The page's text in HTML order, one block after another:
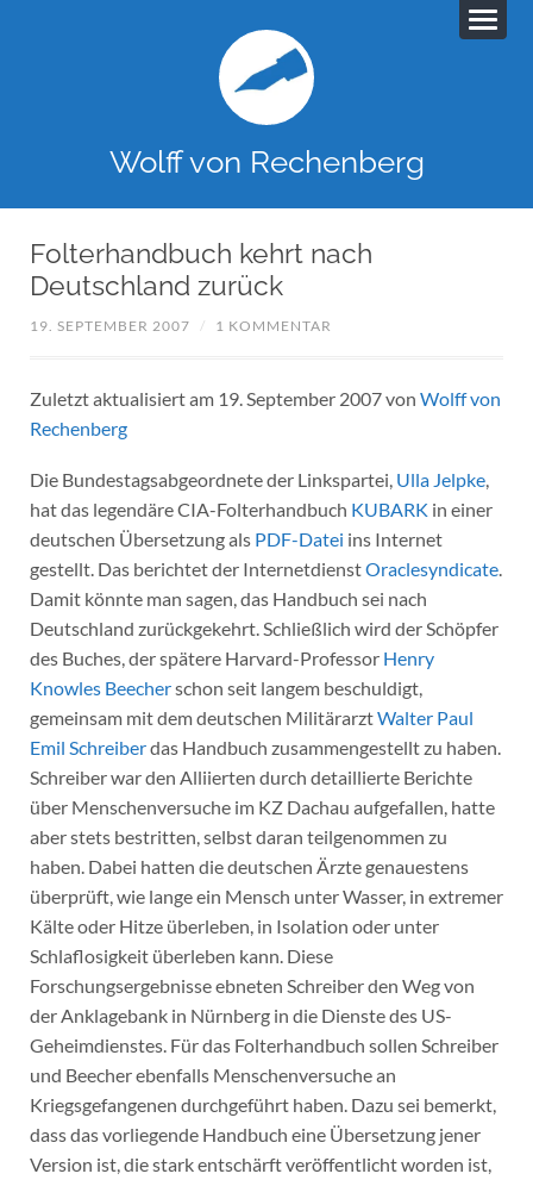
Wolff von Rechenberg
Folterhandbuch kehrt nach
Deutschland zurück
19. SEPTEMBER 2007 / 1 KOMMENTAR
Zuletzt aktualisiert am 19. September 2007 von Wolff von
Rechenberg
Die Bundestagsabgeordnete der Linkspartei, Ulla Jelpke,
hat das legendäre CIA-Folterhandbuch KUBARK in einer
deutschen Übersetzung als PDF-Datei ins Internet
gestellt. Das berichtet der InternetdienstOraclesyndicate.
Damit könnte man sagen, das Handbuch sei nach
Deutschland zurückgekehrt. Schließlich wird der Schöpfer
des Buches, der spätere Harvard-Professor Henry
Knowles Beecherschon seit langem beschuldigt,
gemeinsam mit dem deutschen MilitärarztWalter Paul
Emil Schreiberdas Handbuch zusammengestellt zu haben.
Schreiber war den Alliierten durch detaillierte Berichte
über Menschenversuche im KZ Dachau aufgefallen, hatte
aber stets bestritten, selbst daran teilgenommen zu
haben. Dabei hatten die deutschen Ärzte genauestens
überprüft, wie lange ein Mensch unter Wasser, in extremer
Kälte oder Hitze überleben, in Isolation oder unter
Schlaflosigkeit überleben kann. Diese
Forschungsergebnisse ebneten Schreiber den Weg von
der Anklagebank in Nürnberg in die Dienste des US-
Geheimdienstes. Für das Folterhandbuch sollen Schreiber
und Beecher ebenfalls Menschenversuche an
Kriegsgefangenen durchgeführt haben. Dazu sei bemerkt,
dass das vorliegende Handbuch eine Übersetzung jener
Version ist, die stark entschärft veröffentlicht worden ist,